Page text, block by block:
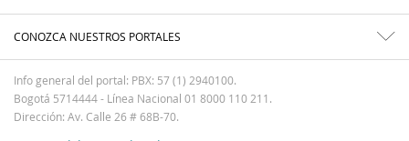
CONOZCA NUESTROS PORTALES
Info general del portal: PBX: 57 (1) 2940100.
Bogotá 5714444 - Línea Nacional 01 8000 110 211.
Dirección: Av. Calle 26 # 68B-70.